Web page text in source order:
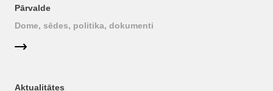
Pārvalde
Dome, sēdes, politika, dokumenti
Aktualitātes